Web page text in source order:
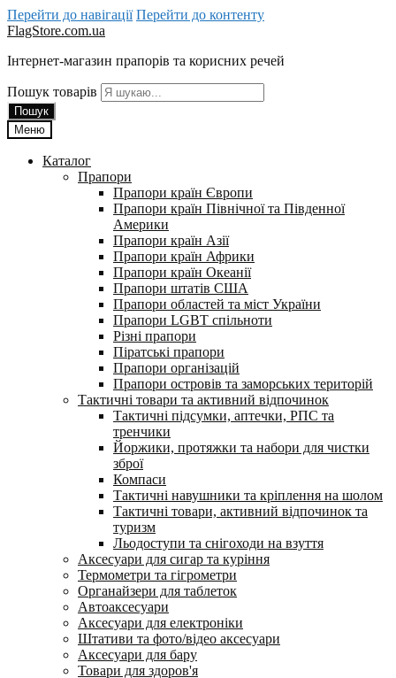
Перейти до навігації Перейти до контенту
FlagStore.com.ua
Інтернет-магазин прапорів та корисних речей
Пошук товарів
Пошук
Меню
Каталог
Прапори
Прапори країн Європи
Прапори країн Північної та Південної
Америки
Прапори країн Азії
Прапори країн Африки
Прапори країн Океанії
Прапори штатів США
Прапори областей та міст України
Прапори LGBT спільноти
Різні прапори
Піратські прапори
Прапори організацій
Прапори островів та заморських територій
Тактичні товари та активний відпочинок
Тактичні підсумки, аптечки, РПС та
тренчики
Йоржики, протяжки та набори для чистки
зброї
Компаси
Тактичні навушники та кріплення на шолом
Тактичні товари, активний відпочинок та
туризм
Льодоступи та снігоходи на взуття
Аксесуари для сигар та куріння
Термометри та гігрометри
Органайзери для таблеток
Автоаксесуари
Аксесуари для електроніки
Штативи та фото/відео аксесуари
Аксесуари для бару
Товари для здоров'я